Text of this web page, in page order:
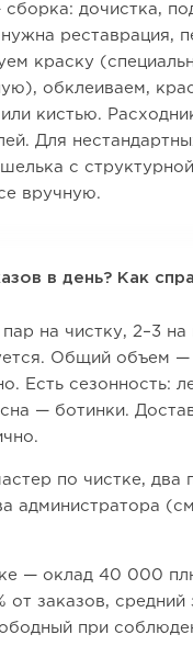
дочистка,
реставрация,
краску
обклеиваем,
кистью.
Для
с
вручную.
в день? Как
на чистку, 2–3 на
Общий объем
Есть сезонность:
— ботинки.
по чистке, два
администратора
— оклад 40 000
от заказов, средний
при